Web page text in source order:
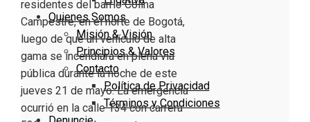
Quienes Somos
Misión & Visión
Principios & Valores
Contacto
Política de Privacidad
Términos y Condiciones
residentes del barrio Colina
Campestre, en el norte de Bogotá,
luego de que un vehículo de alta
gama se incendiara en plena vía
pública durante la noche de este
jueves 21 de mayo. La emergencia
ocurrió en la calle 134 con carrera